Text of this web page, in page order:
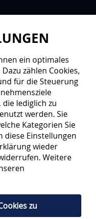
ein optimales
zählen Cookies,
für die Steuerung
lediglich zu
werden. Sie
Kategorien Sie
diese Einstellungen
wieder
Weitere
zu